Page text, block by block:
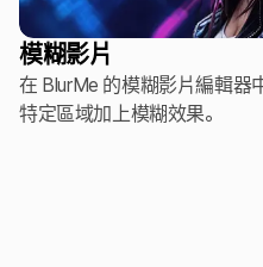
模糊影片
在 BlurMe 的模糊影片編輯器
特定區域加上模糊效果。